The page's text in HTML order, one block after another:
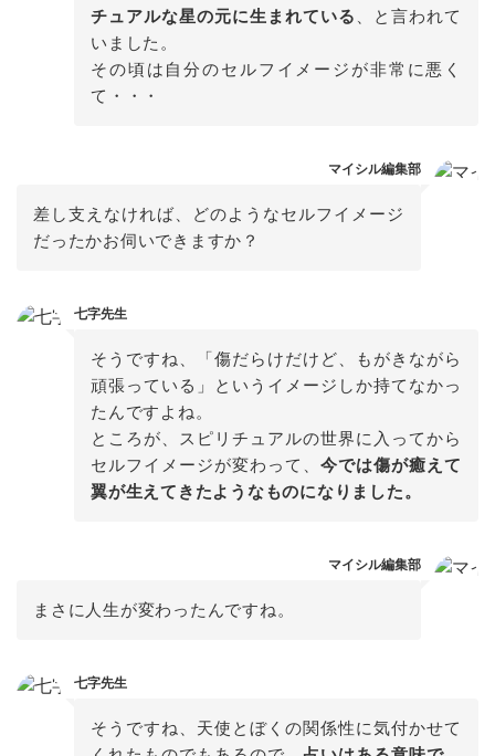
チュアルな星の元に生まれている
、と言われて
いました。
その頃は自分のセルフイメージが非常に悪く
マイシル編集部
差し支えなければ、どのようなセルフイメージ
だったかお伺いできますか？
七字先生
そうですね、「傷だらけだけど、もがきながら
頑張っている」というイメージしか持てなかっ
たんですよね。
ところが、スピリチュアルの世界に入ってから
セルフイメージが変わって、今では傷が癒えて
翼が生えてきたようなものになりました。
マイシル編集部
まさに人生が変わったんですね。
七字先生
そうですね、天使とぼくの関係性に気付かせて